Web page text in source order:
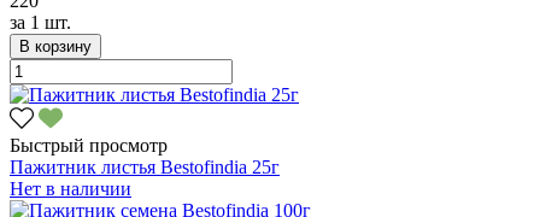
за 1 шт.
В корзину
Быстрый просмотр
Пажитник листья Bestofindia 25г
Нет в наличии